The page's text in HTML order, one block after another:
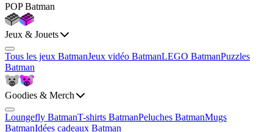
POP Batman
Jeux & Jouets
Tous les jeux BatmanJeux vidéo BatmanLEGO BatmanPuzzles
Batman
Goodies & Merch
Loungefly BatmanT-shirts BatmanPeluches BatmanMugs
BatmanIdées cadeaux Batman